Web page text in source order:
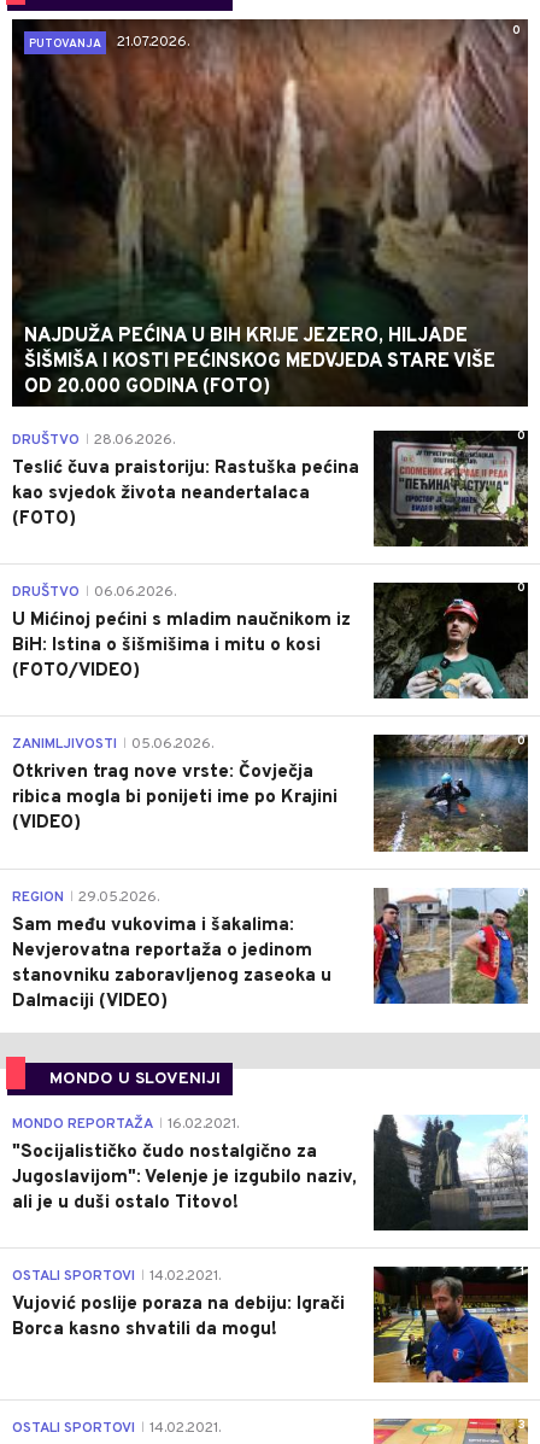
0
PUTOVANJA
21.07.2026.
NAJDUŽA PEĆINA U BIH KRIJE JEZERO, HILJADE
ŠIŠMIŠA I KOSTI PEĆINSKOG MEDVJEDA STARE VIŠE
OD 20.000 GODINA (FOTO)
0
DRUŠTVO 28.06.2026.
Teslić čuva praistoriju: Rastuška pećina
kao svjedok života neandertalaca
(FOTO)
0
DRUŠTVO 06.06.2026.
U Mićinoj pećini s mladim naučnikom iz
BiH: Istina o šišmišima i mitu o kosi
(FOTO/VIDEO)
0
ZANIMLJIVOSTI 05.06.2026.
Otkriven trag nove vrste: Čovječja
ribica mogla bi ponijeti ime po Krajini
(VIDEO)
0
REGION 29.05.2026.
Sam među vukovima i šakalima:
Nevjerovatna reportaža o jedinom
stanovniku zaboravljenog zaseoka u
Dalmaciji (VIDEO)
MONDO U SLOVENIJI
4
MONDO REPORTAŽA 16.02.2021.
"Socijalističko čudo nostalgično za
Jugoslavijom": Velenje je izgubilo naziv,
ali je u duši ostalo Titovo!
1
OSTALI SPORTOVI 14.02.2021.
Vujović poslije poraza na debiju: Igrači
Borca kasno shvatili da mogu!
3
OSTALI SPORTOVI 14.02.2021.